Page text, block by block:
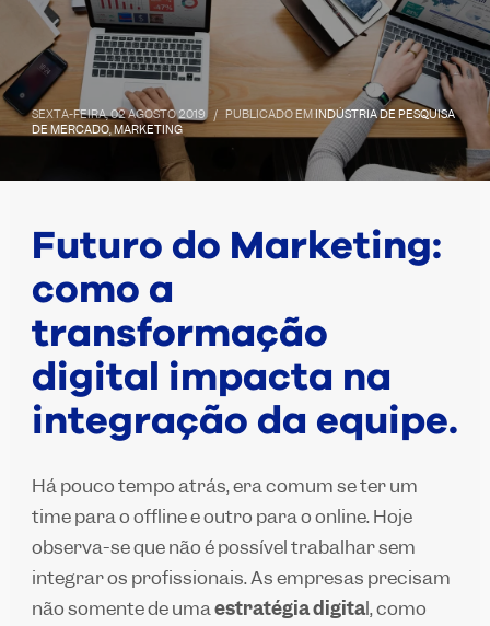
SEXTA-FEIRA, 02 AGOSTO 2019 / PUBLICADO EM INDÚSTRIA DE PESQUISA
DE MERCADO,MARKETING
Futuro do Marketing:
como a
transformação
digital impacta na
integração da equipe.
Há pouco tempo atrás, era comum se ter um
time para oofflinee outro para oonline. Hoje
observa-se que não é possível trabalhar sem
integrar os profissionais. As empresas precisam
não somente de umaestratégia digital, como